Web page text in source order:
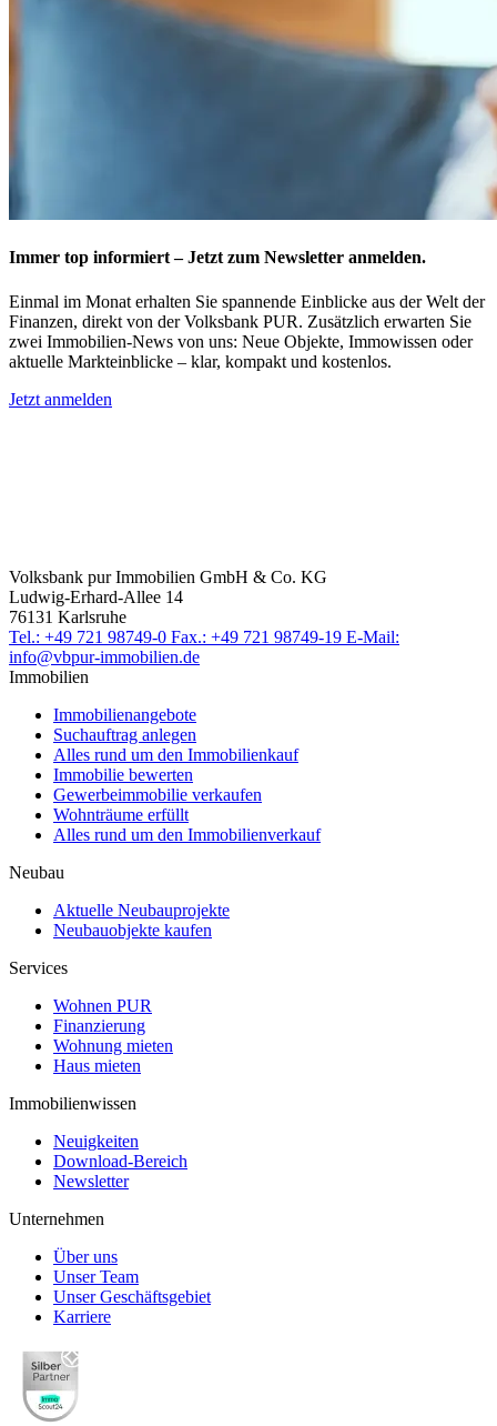
Immer top informiert – Jetzt zum Newsletter anmelden.
Einmal im Monat erhalten Sie spannende Einblicke aus der Welt der
Finanzen, direkt von der Volksbank PUR. Zusätzlich erwarten Sie
zwei Immobilien-News von uns: Neue Objekte, Immowissen oder
aktuelle Markteinblicke – klar, kompakt und kostenlos.
Jetzt anmelden
Volksbank pur Immobilien GmbH & Co. KG
Ludwig-Erhard-Allee 14
76131 Karlsruhe
Tel.: +49 721 98749-0 Fax.: +49 721 98749-19 E-Mail:
info@vbpur-immobilien.de
Immobilien
Immobilienangebote
Suchauftrag anlegen
Alles rund um den Immobilienkauf
Immobilie bewerten
Gewerbeimmobilie verkaufen
Wohnträume erfüllt
Alles rund um den Immobilienverkauf
Neubau
Aktuelle Neubauprojekte
Neubauobjekte kaufen
Services
Wohnen PUR
Finanzierung
Wohnung mieten
Haus mieten
Immobilienwissen
Neuigkeiten
Download-Bereich
Newsletter
Unternehmen
Über uns
Unser Team
Unser Geschäftsgebiet
Karriere